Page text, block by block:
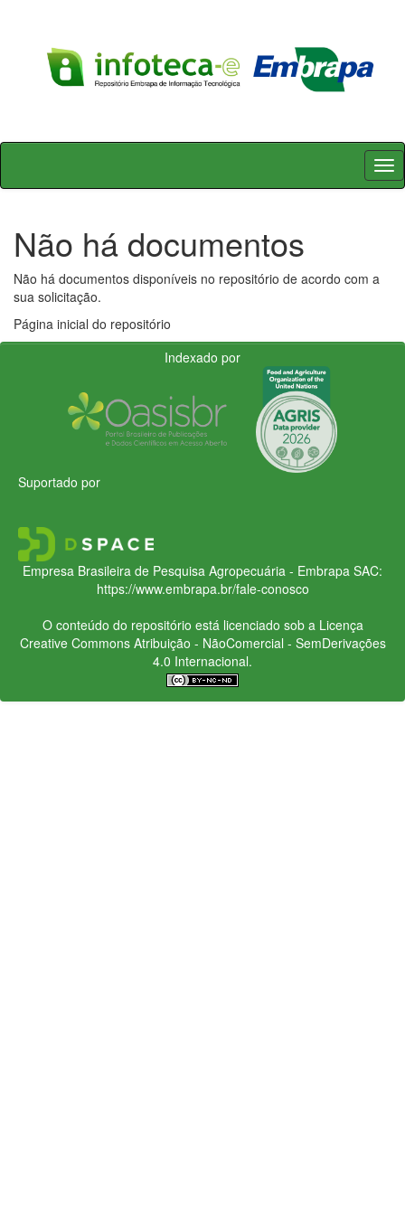
Skip
Não há documentos
Não há documentos disponíveis no repositório de acordo com a
sua solicitação.
Página inicial do repositório
Indexado por
Suportado por
Empresa Brasileira de Pesquisa Agropecuária - Embrapa SAC:
https://www.embrapa.br/fale-conosco
O conteúdo do repositório está licenciado sob a Licença
Creative CommonsAtribuição - NãoComercial - SemDerivações
4.0 Internacional.